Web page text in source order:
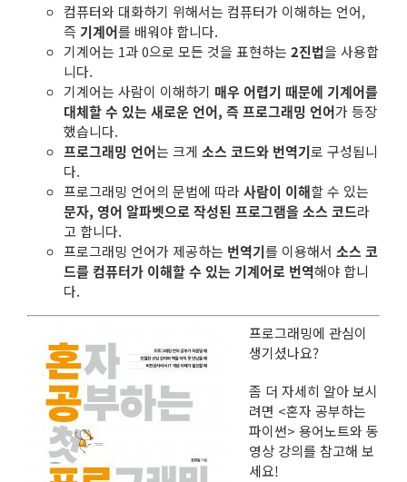
컴퓨터와 대화하기 위해서는 컴퓨터가 이해하는 언어,
즉 기계어를 배워야 합니다.
기계어는 1과 0으로 모든 것을 표현하는 2진법을 사용합
니다.
기계어는 사람이 이해하기 매우 어렵기 때문에 기계어를
대체할 수 있는 새로운 언어, 즉 프로그래밍 언어가 등장
했습니다.
프로그래밍 언어는 크게 소스 코드와 번역기로 구성됩니
다.
프로그래밍 언어의 문법에 따라사람이 이해할 수 있는
문자, 영어 알파벳으로 작성된 프로그램을 소스 코드라
고 합니다.
프로그래밍 언어가 제공하는 번역기를 이용해서 소스 코
드를 컴퓨터가 이해할 수 있는 기계어로 번역해야 합니
다.
프로그래밍에 관심이
생기셨나요?
좀 더 자세히 알아 보시
려면 <혼자 공부하는
파이썬> 용어노트와 동
영상 강의를 참고해 보
세요!